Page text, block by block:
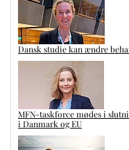
Dansk studie kan ændre
MFN-taskforce mødes i
i Danmark og EU